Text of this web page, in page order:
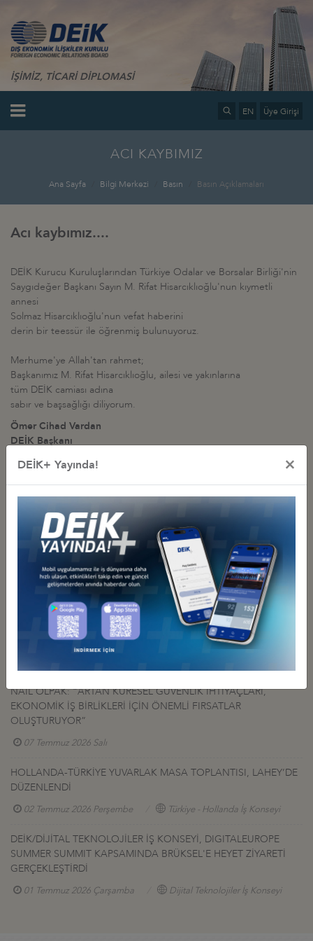
İŞİMİZ, TİCARİ DİPLOMASİ
EN Üye Girişi
ACI KAYBIMIZ
Ana Sayfa Bilgi Merkezi Basın Basın Açıklamaları
Acı kaybımız....
DEİK Kurucu Kuruluşlarından Türkiye Odalar ve Borsalar Birliği'nin
Saygıdeğer Başkanı Sayın M. Rifat Hisarcıklıoğlu'nun kıymetli
annesi
Solmaz Hisarcıklıoğlu'nun vefat haberini
derin bir teessür ile öğrenmiş bulunuyoruz.
Merhume'ye Allah'tan rahmet;
Başkanımız M. Rifat Hisarcıklıoğlu, ailesi ve yakınlarına
tüm DEİK camiası adına
sabır ve başsağlığı diliyorum.
Ömer Cihad Vardan
DEİK Başkanı
Diğer Basın Açıklamaları
DEİK BAŞKANI NAİL OLPAK: “EKONOMİK BAĞIMSIZLIK, MİLLİ
EGEMENLİĞİN AYRILMAZ BİR PARÇASI”
14 Temmuz 2026 Salı
TÜRK-AMERİKAN SAVUNMA SANAYİ SEKTÖRLERİNE ÇAĞRI:
KÜRESEL TEDARİKTE "HIZ VE ÖLÇEK" İÇİN İŞ BİRLİĞİNİ
GÜÇLENDİRELİM
NAİL OLPAK: “ARTAN KÜRESEL GÜVENLİK İHTİYAÇLARI,
EKONOMİK İŞ BİRLİKLERİ İÇİN ÖNEMLİ FIRSATLAR
OLUŞTURUYOR”
07 Temmuz 2026 Salı
HOLLANDA-TÜRKİYE YUVARLAK MASA TOPLANTISI, LAHEY’DE
DÜZENLENDİ
02 Temmuz 2026 Perşembe Türkiye - Hollanda İş Konseyi
DEİK/DİJİTAL TEKNOLOJİLER İŞ KONSEYİ, DIGITALEUROPE
SUMMER SUMMIT KAPSAMINDA BRÜKSEL'E HEYET ZİYARETİ
GERÇEKLEŞTİRDİ
01 Temmuz 2026 Çarşamba Dijital Teknolojiler İş Konseyi
DEİK+ Yayında! ×